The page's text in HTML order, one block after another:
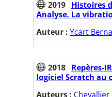
2019 Histoires
Analyse. La
Auteur : Ycart
2018 Repères-
logiciel Scratch au
Auteurs : Chevallier